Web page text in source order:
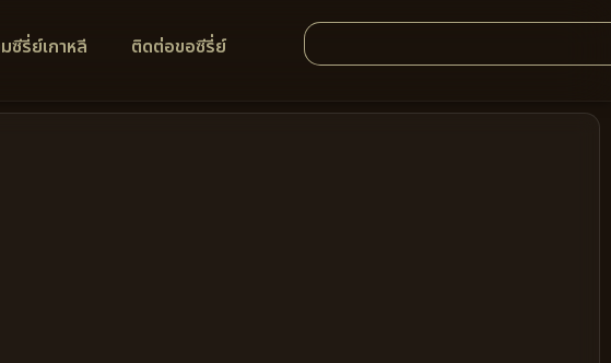
ซีรี่ย์เกาหลี ติดต่อขอซีรี่ย์